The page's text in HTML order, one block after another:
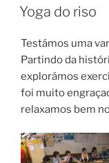
EM
Yoga do riso
Testámos uma
Partindo da
explorámos
foi muito
relaxamos bem